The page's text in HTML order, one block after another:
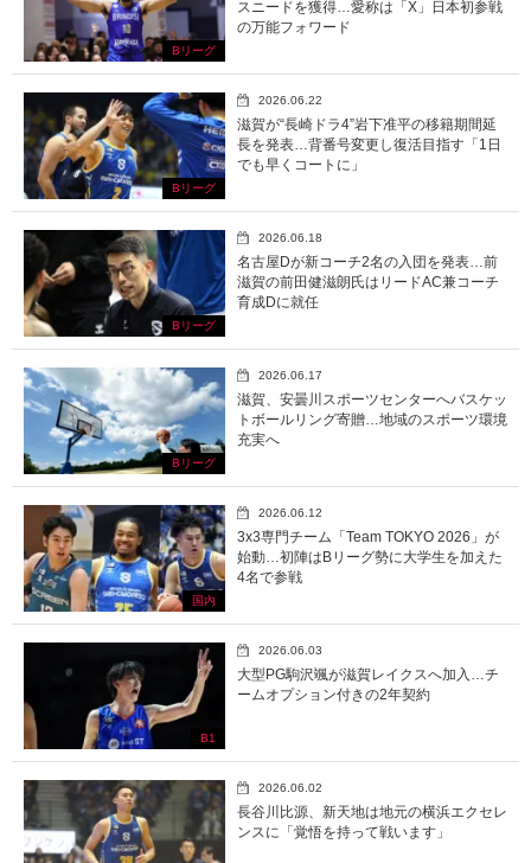
Bリーグ
スニードを獲得…愛称は「X」日本初参戦
の万能フォワード
Bリーグ
2026.06.22
滋賀が“長崎ドラ4”岩下准平の移籍期間延
長を発表…背番号変更し復活目指す「1日
でも早くコートに」
Bリーグ
2026.06.18
名古屋Dが新コーチ2名の入団を発表…前
滋賀の前田健滋朗氏はリードAC兼コーチ
育成Dに就任
Bリーグ
2026.06.17
滋賀、安曇川スポーツセンターへバスケッ
トボールリング寄贈…地域のスポーツ環境
充実へ
国内
2026.06.12
3x3専門チーム「Team TOKYO 2026」が
始動…初陣はBリーグ勢に大学生を加えた
4名で参戦
B1
2026.06.03
大型PG駒沢颯が滋賀レイクスへ加入…チ
ームオプション付きの2年契約
2026.06.02
長谷川比源、新天地は地元の横浜エクセレ
ンスに「覚悟を持って戦います」